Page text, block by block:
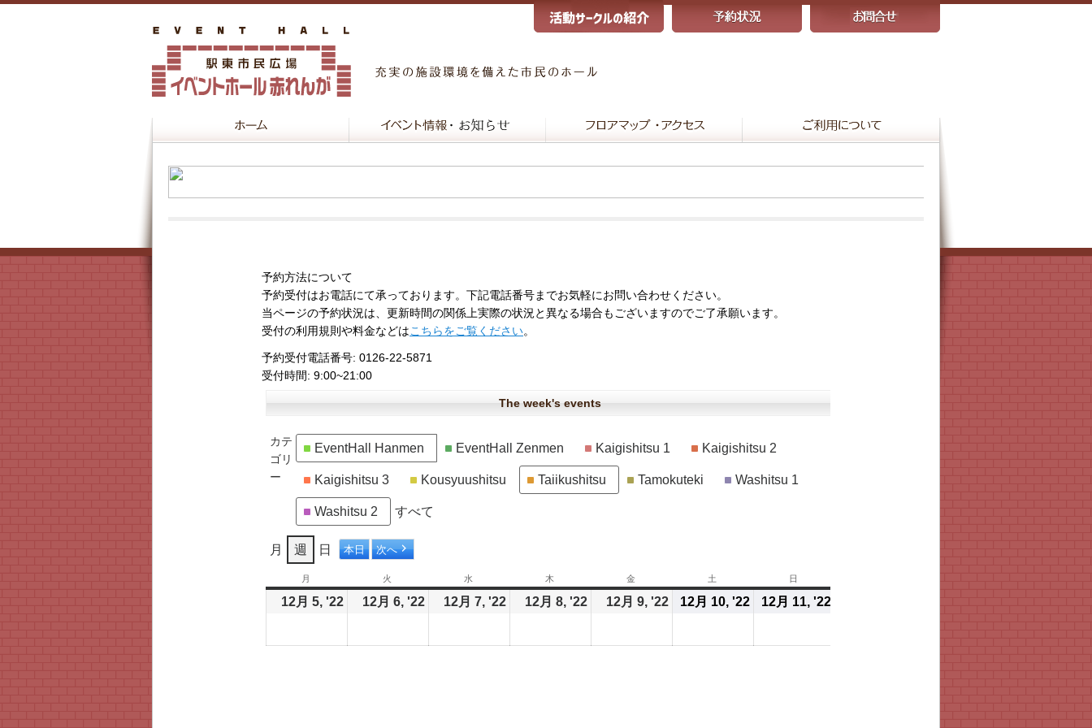
予約方法について
予約受付はお電話にて承っております。下記電話番号までお気軽にお問い合わせください。
当ページの予約状況は、更新時間の関係上実際の状況と異なる場合もございますのでご了承願います。
受付の利用規則や料金などはこちらをご覧ください。
予約受付電話番号: 0126-22-5871
受付時間: 9:00~21:00
The week's events
カテ
ゴリ
ー
EventHall Hanmen EventHall Zenmen Kaigishitsu 1 Kaigishitsu 2
Kaigishitsu 3 Kousyuushitsu Taiikushitsu Tamokuteki Washitsu 1
Washitsu 2 すべて
月 週 日 本日 次へ
月
曜
日
火
曜
日
水
曜
日
木
曜
日
金
曜
日
土
曜
日
日
曜
日
12月 5, '22 2022/12/05
12月 6, '22 2022/12/06
12月 7, '22 2022/12/07
12月 8, '22 2022/12/08
12月 9, '22 2022/12/09
12月 10, '22 2022/12/10
12月 11, '22